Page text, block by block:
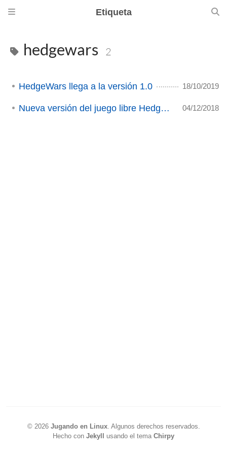
Etiqueta
hedgewars 2
HedgeWars llega a la versión 1.0 18/10/2019
Nueva versión del juego libre Hedgewars 04/12/2018
© 2026 Jugando en Linux. Algunos derechos reservados.
Hecho con Jekyll usando el tema Chirpy